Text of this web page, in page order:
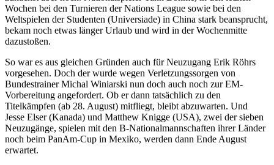
Wochen bei den Turnieren der Nations League sowie bei den
Weltspielen der Studenten (Universiade) in China stark beansprucht,
bekam noch etwas länger Urlaub und wird in der Wochenmitte
dazustoßen.
So war es aus gleichen Gründen auch für Neuzugang Erik Röhrs
vorgesehen. Doch der wurde wegen Verletzungssorgen von
Bundestrainer Michal Winiarski nun doch auch noch zur EM-
Vorbereitung angefordert. Ob er dann tatsächlich zu den
Titelkämpfen (ab 28. August) mitfliegt, bleibt abzuwarten. Und
Jesse Elser (Kanada) und Matthew Knigge (USA), zwei der sieben
Neuzugänge, spielen mit den B-Nationalmannschaften ihrer Länder
noch beim PanAm-Cup in Mexiko, werden dann Ende August
erwartet.